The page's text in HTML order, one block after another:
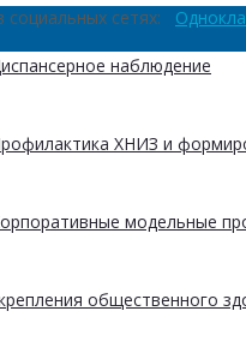
наблюдение
ХНИЗ и
модельные
общественного
социальных сетях: